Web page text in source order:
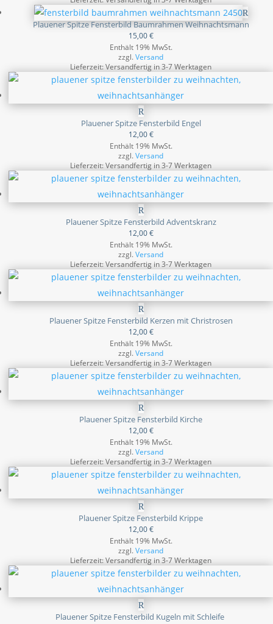
Plauener Spitze Fensterbild Baumrahmen Weihnachtsmann
15,00€
Enthält 19% MwSt.
zzgl.Versand
Lieferzeit: Versandfertig in 3-7 Werktagen
Plauener Spitze Fensterbild Engel
12,00€
Enthält 19% MwSt.
zzgl.Versand
Lieferzeit: Versandfertig in 3-7 Werktagen
Plauener Spitze Fensterbild Adventskranz
12,00€
Enthält 19% MwSt.
zzgl.Versand
Lieferzeit: Versandfertig in 3-7 Werktagen
Plauener Spitze Fensterbild Kerzen mit Christrosen
12,00€
Enthält 19% MwSt.
zzgl.Versand
Lieferzeit: Versandfertig in 3-7 Werktagen
Plauener Spitze Fensterbild Kirche
12,00€
Enthält 19% MwSt.
zzgl.Versand
Lieferzeit: Versandfertig in 3-7 Werktagen
Plauener Spitze Fensterbild Krippe
12,00€
Enthält 19% MwSt.
zzgl.Versand
Lieferzeit: Versandfertig in 3-7 Werktagen
Plauener Spitze Fensterbild Kugeln mit Schleife